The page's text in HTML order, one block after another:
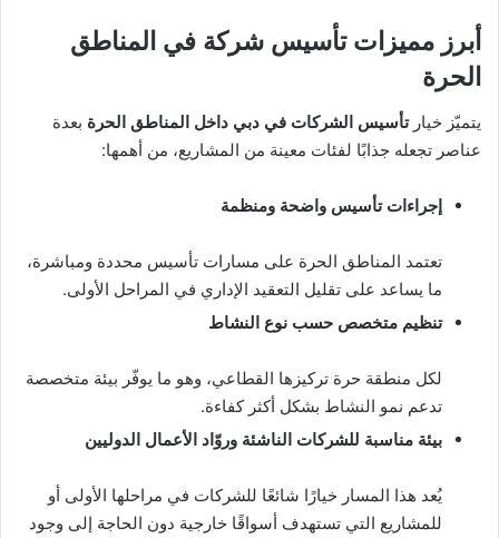
أبرز مميزات تأسيس شركة في المناطق
الحرة
يتميّز خيارتأسيس الشركات في دبي داخل المناطق الحرة بعدة
عناصر تجعله جذابًا لفئات معينة من المشاريع، من أهمها:
إجراءات تأسيس واضحة ومنظمة
تعتمد المناطق الحرة على مسارات تأسيس محددة ومباشرة،
ما يساعد على تقليل التعقيد الإداري في المراحل الأولى.
تنظيم متخصص حسب نوع النشاط
لكل منطقة حرة تركيزها القطاعي، وهو ما يوفّر بيئة متخصصة
تدعم نمو النشاط بشكل أكثر كفاءة.
بيئة مناسبة للشركات الناشئة وروّاد الأعمال الدوليين
يُعد هذا المسار خيارًا شائعًا للشركات في مراحلها الأولى أو
للمشاريع التي تستهدف أسواقًا خارجية دون الحاجة إلى وجود